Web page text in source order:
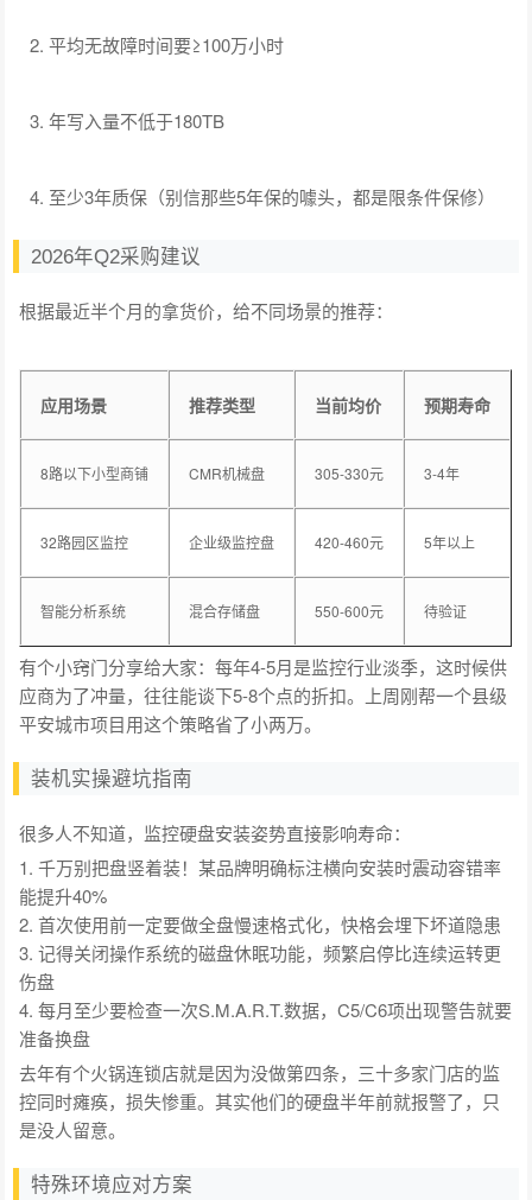
平均无故障时间要≥100万小时
年写入量不低于180TB
至少3年质保（别信那些5年保的噱头，都是限条件保修）
2026年Q2采购建议
根据最近半个月的拿货价，给不同场景的推荐：
应用场景 推荐类型 当前均价 预期寿命
8路以下小型商铺 CMR机械盘 305-330元 3-4年
32路园区监控 企业级监控盘 420-460元 5年以上
智能分析系统 混合存储盘 550-600元 待验证
有个小窍门分享给大家：每年4-5月是监控行业淡季，这时候供
应商为了冲量，往往能谈下5-8个点的折扣。上周刚帮一个县级
平安城市项目用这个策略省了小两万。
装机实操避坑指南
很多人不知道，监控硬盘安装姿势直接影响寿命：
1. 千万别把盘竖着装！某品牌明确标注横向安装时震动容错率
能提升40%
2. 首次使用前一定要做全盘慢速格式化，快格会埋下坏道隐患
3. 记得关闭操作系统的磁盘休眠功能，频繁启停比连续运转更
伤盘
4. 每月至少要检查一次S.M.A.R.T.数据，C5/C6项出现警告就要
准备换盘
去年有个火锅连锁店就是因为没做第四条，三十多家门店的监
控同时瘫痪，损失惨重。其实他们的硬盘半年前就报警了，只
是没人留意。
特殊环境应对方案